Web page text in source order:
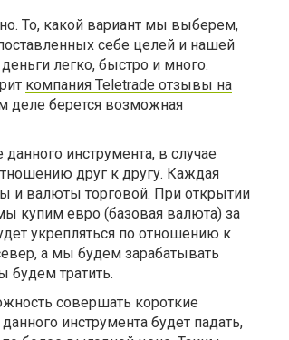
То, какой вариант мы выберем,
себе целей и нашей
легко, быстро и много.
компания Teletrade отзывы на
деле берется возможная
инструмента, в случае
друг к другу. Каждая
и валюты торговой. При открытии
купим евро (базовая валюта) за
укрепляться по отношению к
а мы будем зарабатывать
будем тратить.
совершать короткие
инструмента будет падать,